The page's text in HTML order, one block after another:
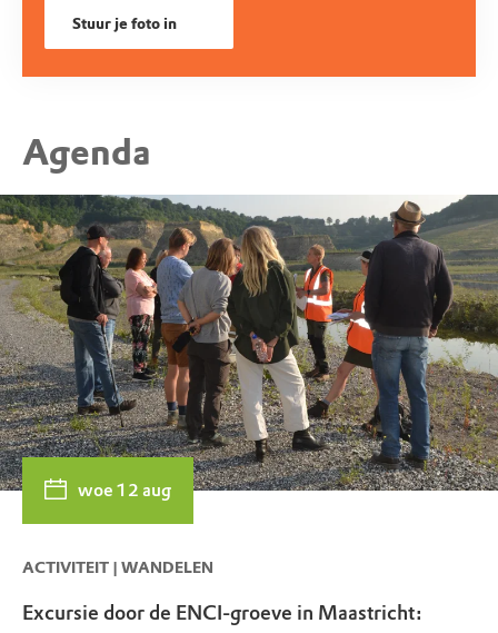
Stuur je foto in
Agenda
woe 12 aug
ACTIVITEIT | WANDELEN
Excursie door de ENCI-groeve in Maastricht: